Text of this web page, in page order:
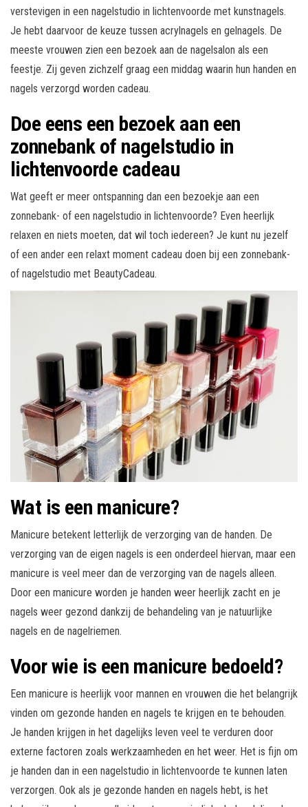
verstevigen in een nagelstudio in lichtenvoorde met kunstnagels.
Je hebt daarvoor de keuze tussen acrylnagels en gelnagels. De
meeste vrouwen zien een bezoek aan de nagelsalon als een
feestje. Zij geven zichzelf graag een middag waarin hun handen en
nagels verzorgd worden cadeau.
Doe eens een bezoek aan een
zonnebank of nagelstudio in
lichtenvoorde cadeau
Wat geeft er meer ontspanning dan een bezoekje aan een
zonnebank- of een nagelstudio in lichtenvoorde? Even heerlijk
relaxen en niets moeten, dat wil toch iedereen? Je kunt nu jezelf
of een ander een relaxt moment cadeau doen bij een zonnebank-
of nagelstudio met BeautyCadeau.
Wat is een manicure?
Manicure betekent letterlijk de verzorging van de handen. De
verzorging van de eigen nagels is een onderdeel hiervan, maar een
manicure is veel meer dan de verzorging van de nagels alleen.
Door een manicure worden je handen weer heerlijk zacht en je
nagels weer gezond dankzij de behandeling van je natuurlijke
nagels en de nagelriemen.
Voor wie is een manicure bedoeld?
Een manicure is heerlijk voor mannen en vrouwen die het belangrijk
vinden om gezonde handen en nagels te krijgen en te behouden.
Je handen krijgen in het dagelijks leven veel te verduren door
externe factoren zoals werkzaamheden en het weer. Het is fijn om
je handen dan in een nagelstudio in lichtenvoorde te kunnen laten
verzorgen. Ook als je gezonde handen en nagels hebt, is het